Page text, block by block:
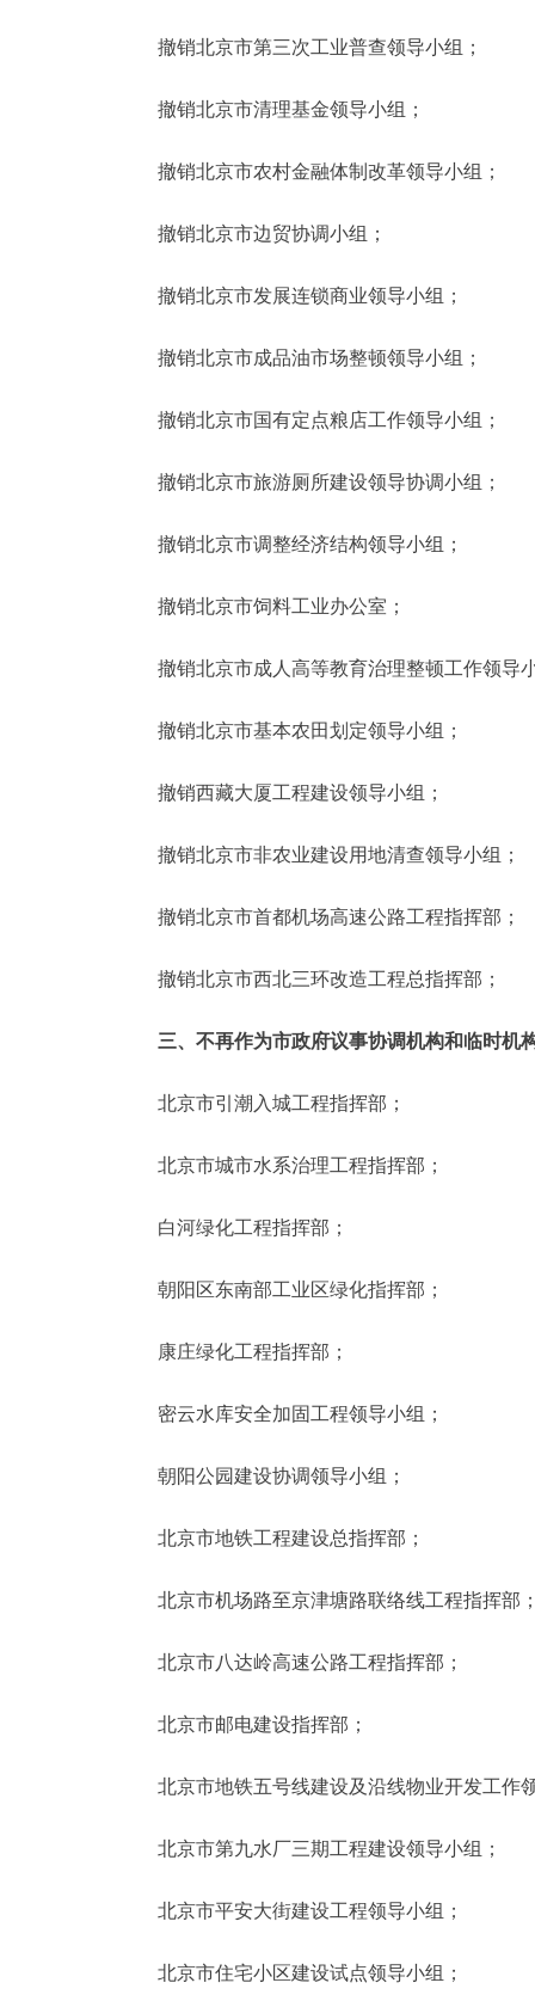
撤销北京市第三次工业普查领导小组；
撤销北京市清理基金领导小组；
撤销北京市农村金融体制改革领导小组；
撤销北京市边贸协调小组；
撤销北京市发展连锁商业领导小组；
撤销北京市成品油市场整顿领导小组；
撤销北京市国有定点粮店工作领导小组；
撤销北京市旅游厕所建设领导协调小组；
撤销北京市调整经济结构领导小组；
撤销北京市饲料工业办公室；
撤销北京市成人高等教育治理整顿工作领导
撤销北京市基本农田划定领导小组；
撤销西藏大厦工程建设领导小组；
撤销北京市非农业建设用地清查领导小组；
撤销北京市首都机场高速公路工程指挥部；
撤销北京市西北三环改造工程总指挥部；
三、不再作为市政府议事协调机构和临时机
北京市引潮入城工程指挥部；
北京市城市水系治理工程指挥部；
白河绿化工程指挥部；
朝阳区东南部工业区绿化指挥部；
康庄绿化工程指挥部；
密云水库安全加固工程领导小组；
朝阳公园建设协调领导小组；
北京市地铁工程建设总指挥部；
北京市机场路至京津塘路联络线工程指挥部
北京市八达岭高速公路工程指挥部；
北京市邮电建设指挥部；
北京市地铁五号线建设及沿线物业开发工作
北京市第九水厂三期工程建设领导小组；
北京市平安大街建设工程领导小组；
北京市住宅小区建设试点领导小组；